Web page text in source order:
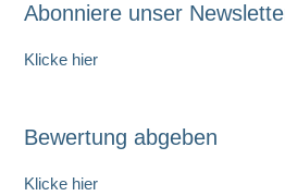
Abonniere unser
Klicke hier
Bewertung abgeben
Klicke hier